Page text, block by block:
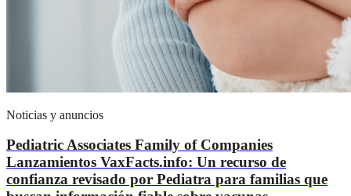
Noticias y anuncios
Pediatric Associates Family of Companies
Lanzamientos VaxFacts.info: Un recurso de
confianza revisado por Pediatra para familias que